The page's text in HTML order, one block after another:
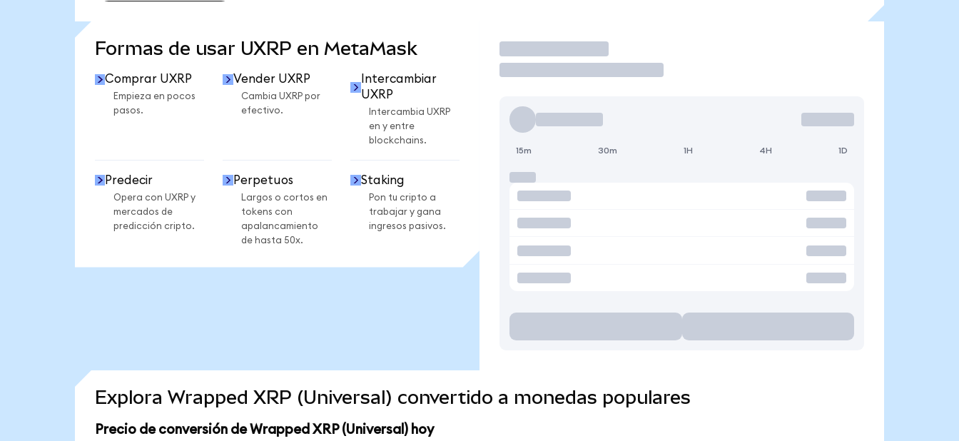
Formas de usar UXRP en MetaMask
Comprar UXRP
Empieza en pocos
pasos.
Vender UXRP
Cambia UXRP por
efectivo.
Intercambiar
UXRP
Intercambia UXRP
en y entre
blockchains.
Predecir
Opera con UXRP y
mercados de
predicción cripto.
Perpetuos
Largos o cortos en
tokens con
apalancamiento
de hasta 50x.
Staking
Pon tu cripto a
trabajar y gana
ingresos pasivos.
Operar
15m 30m 1H 4H 1D
Explora Wrapped XRP (Universal) convertido a monedas populares
Precio de conversión de Wrapped XRP (Universal) hoy